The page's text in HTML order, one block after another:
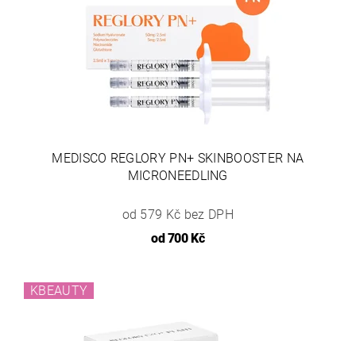
MEDISCO REGLORY PN+ SKINBOOSTER NA
MICRONEEDLING
od 579 Kč bez DPH
od 700 Kč
KBEAUTY